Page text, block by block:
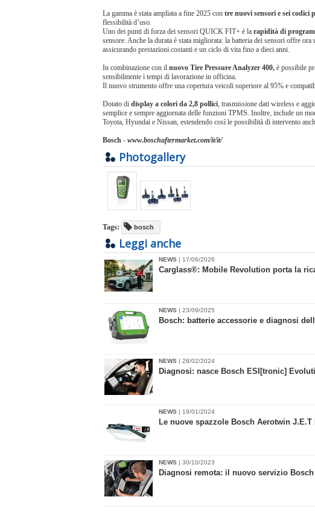
La gamma è stata ampliata a fine 2025 con tre nuovi sensori e sei codici
flessibilità d’uso.
Uno dei punti di forza dei sensori QUICK FIT+ è la rapidità di
sensore. Anche la durata è stata migliorata: la batteria dei sensori offre
assicurando prestazioni costanti e un ciclo di vita fino a dieci anni.
In combinazione con il nuovo Tire Pressure Analyzer 400, è possibile
sensibilmente i tempi di lavorazione in officina.
Il nuovo strumento offre una copertura veicoli superiore al 95% e
Dotato di display a colori da 2,8 pollici, trasmissione dati wireless e
semplice e sempre aggiornata delle funzioni TPMS. Inoltre, include un
Toyota, Hyundai e Nissan, estendendo così le possibilità di intervento
Bosch - www.boschaftermarket.com/it/it/
Photogallery
Tags: bosch
Leggi anche
NEWS | 17/06/2026
​Carglass®: Mobile Revolution porta la
NEWS | 23/09/2025
​Bosch: batterie accessorie e diagnosi
NEWS | 28/02/2024
Diagnosi: nasce Bosch ESI[tronic]
NEWS | 19/01/2024
​Le nuove spazzole Bosch Aerotwin J.E.T
NEWS | 30/10/2023
Diagnosi remota: il nuovo servizio Bosch